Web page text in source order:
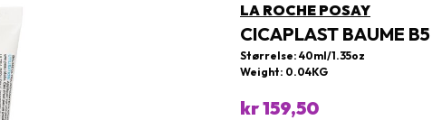
LA ROCHE POSAY
CICAPLAST BAUME
Størrelse: 40ml/1.35oz
Weight: 0.04KG
kr 159,50